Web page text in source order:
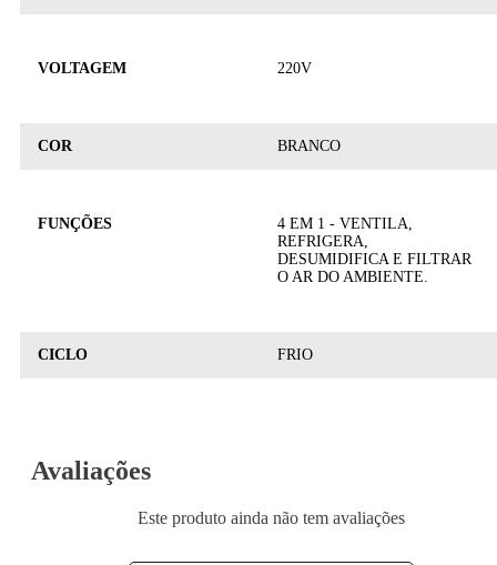
VOLTAGEM 220V
COR BRANCO
FUNÇÕES
4 EM 1 - VENTILA,
REFRIGERA,
DESUMIDIFICA E FILTRAR
O AR DO AMBIENTE.
CICLO FRIO
Avaliações
Este produto ainda não tem avaliações